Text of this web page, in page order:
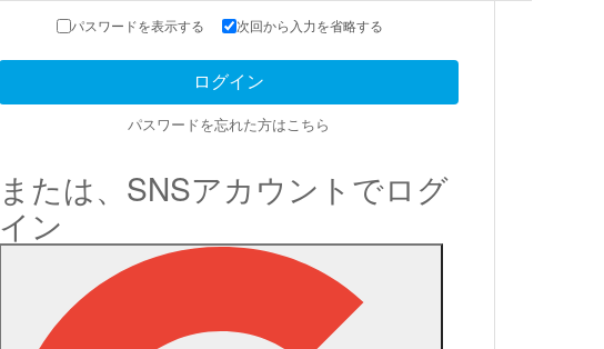
パスワードを表示する 次回から入力を省略する
パスワードを忘れた方はこちら
または、SNSアカウントでログ
イン